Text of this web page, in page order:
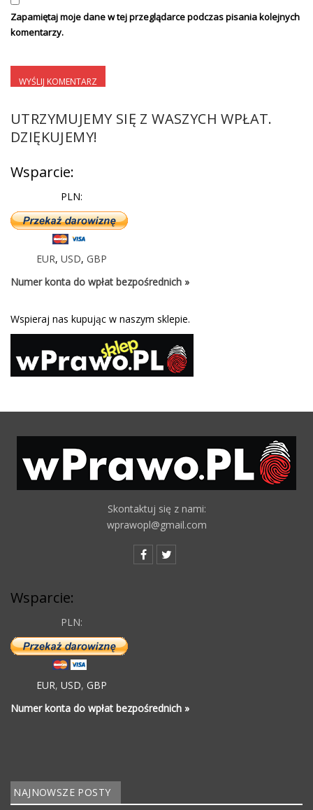
Zapamiętaj moje dane w tej przeglądarce podczas pisania kolejnych
komentarzy.
UTRZYMUJEMY SIĘ Z WASZYCH WPŁAT.
DZIĘKUJEMY!
Wsparcie:
PLN:
EUR, USD, GBP
Numer konta do wpłat bezpośrednich »
Wspieraj nas kupując w naszym sklepie.
Skontaktuj się z nami:
wprawopl@gmail.com
Wsparcie:
PLN:
EUR, USD, GBP
Numer konta do wpłat bezpośrednich »
NAJNOWSZE POSTY